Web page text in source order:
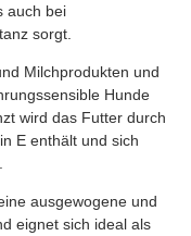
auch bei
sorgt.
Milchprodukten und
Hunde
wird das Futter durch
E enthält und sich
ausgewogene und
eignet sich ideal als